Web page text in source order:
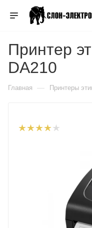
Принтер
DA210
Главная — Принтеры